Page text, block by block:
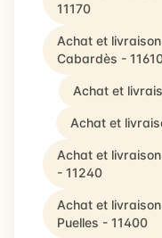
11170
Achat et
Cabardès -
Achat et
Achat et
Achat et
- 11240
Achat et
Puelles - 11400